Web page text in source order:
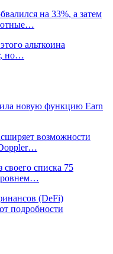
на 33%, а затем
альткоина
но…
новую функцию Earn
возможности
своего списка 75
(DeFi)
подробности